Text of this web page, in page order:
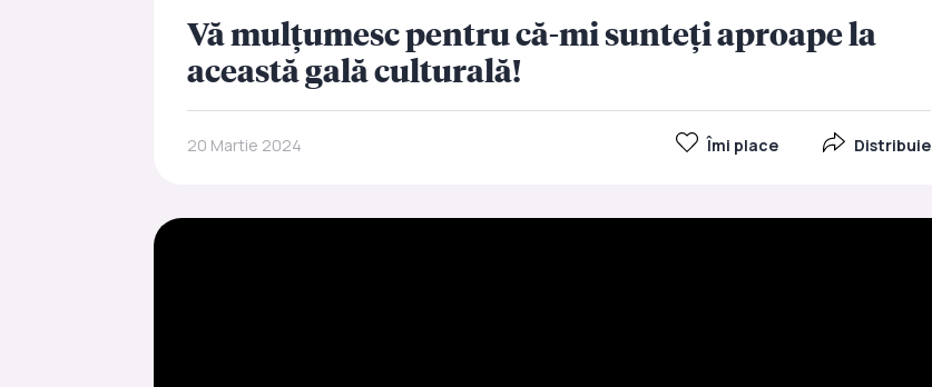
Vă mulțumesc pentru că-mi sunteți aproape la
această gală culturală!
20 Martie 2024 Îmi place Distribuie